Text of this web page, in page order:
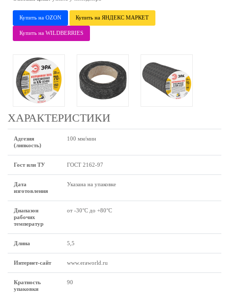
Купить на OZON Купить на ЯНДЕКС МАРКЕТ
Купить на WILDBERRIES
ХАРАКТЕРИСТИКИ
Адгезия
(липкость)
100 мм/мин
Гост или ТУ ГОСТ 2162-97
Дата
изготовления
Указана на упаковке
Диапазон
рабочих
температур
от -30°С до +80°С
Длина 5,5
Интернет-сайт www.eraworld.ru
Кратность
упаковки
90